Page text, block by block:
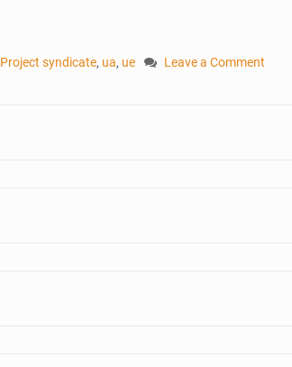
Project syndicate, ua, ue
Leave a Comment